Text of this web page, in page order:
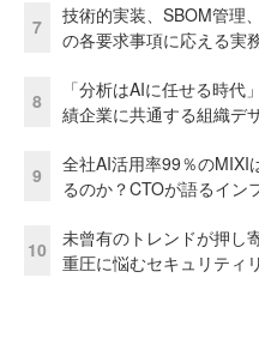
7
技術的実装、SBOM管
の各要求事項に応える実
8
「分析はAIに任せる時
績企業に共通する組織デ
9
全社AI活用率99％のMIXI
るのか？CTOが語るイン
10
未曾有のトレンドが押し
重圧に悩むセキュリティ